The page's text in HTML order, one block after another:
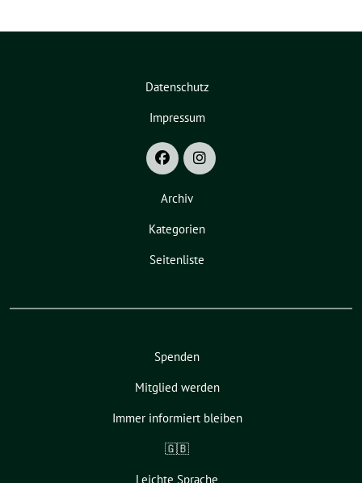
Datenschutz
Impressum
Archiv
Kategorien
Seitenliste
Spenden
Mitglied werden
Immer informiert bleiben
🇬🇧
Leichte Sprache